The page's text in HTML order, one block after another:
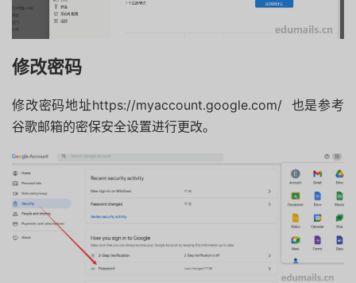
修改密码
修改密码地址https://myaccount.google.com/ 也是参考
谷歌邮箱的密保安全设置进行更改。